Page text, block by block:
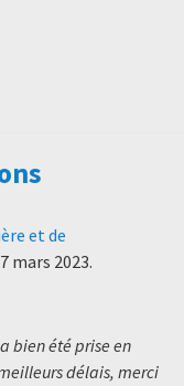
et de
mars 2023.
bien été prise en
délais, merci